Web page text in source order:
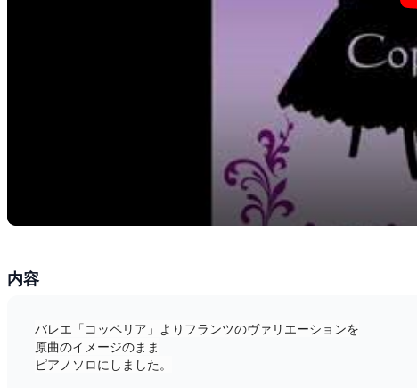
内容
バレエ「コッペリア」よりフランツのヴァリエーションを
原曲のイメージのまま
ピアノソロにしました。